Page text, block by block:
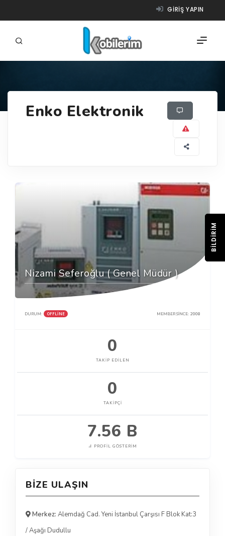
GIRIŞ YAPIN
ÜRÜNLER
Enko Elektronik
Nizami Seferoğlu ( Genel Müdür )
DURUM: OFFLINE MEMBER SINCE: 2008
0
TAKIP EDILEN
0
TAKIPÇI
7.56 B
PROFIL GÖSTERIM
BIZE ULAŞIN
Merkez: Alemdağ Cad. Yeni İstanbul Çarşısı F Blok Kat:3
/ Aşağı Dudullu
BILDIRIM